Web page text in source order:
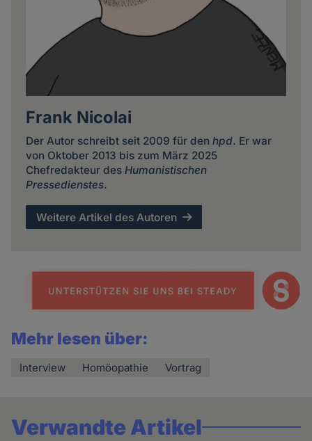
Frank Nicolai
Der Autor schreibt seit 2009 für den hpd. Er war
von Oktober 2013 bis zum März 2025
Chefredakteur des Humanistischen
Pressedienstes.
Weitere Artikel des Autoren
Mehr lesen über:
Interview Homöopathie Vortrag
Verwandte Artikel